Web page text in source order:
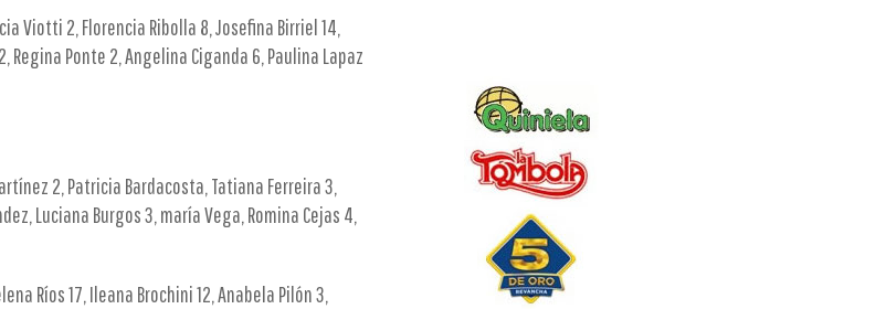
Viotti 2, Florencia Ribolla 8, Josefina Birriel 14,
Regina Ponte 2, Angelina Ciganda 6, Paulina Lapaz
2, Patricia Bardacosta, Tatiana Ferreira 3,
Luciana Burgos 3, maría Vega, Romina Cejas 4,
Ríos 17, Ileana Brochini 12, Anabela Pilón 3,